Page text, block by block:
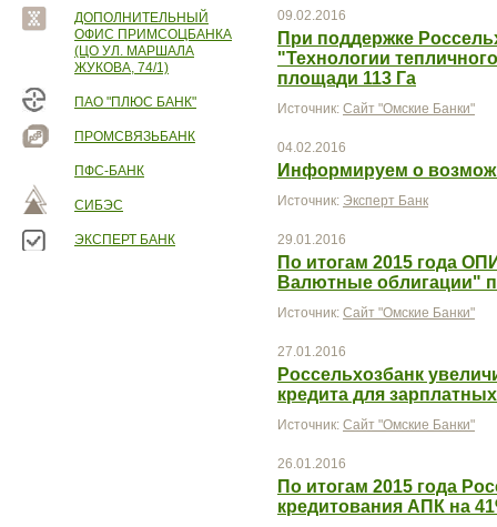
ДОПОЛНИТЕЛЬНЫЙ
ОФИС ПРИМСОЦБАНКА
(ЦО УЛ. МАРШАЛА
ЖУКОВА, 74/1)
ПАО "ПЛЮС БАНК"
ПРОМСВЯЗЬБАНК
ПФС-БАНК
СИБЭС
ЭКСПЕРТ БАНК
09.02.2016
При поддержке
"Технологии
площади 113 Га
Источник: Сайт "Омские Банки"
04.02.2016
Информируем о
Источник: Эксперт Банк
29.01.2016
По итогам 2015 года
Валютные облигации"
Источник: Сайт "Омские Банки"
27.01.2016
Россельхозбанк
кредита для
Источник: Сайт "Омские Банки"
26.01.2016
По итогам 2015 года
кредитования АПК на